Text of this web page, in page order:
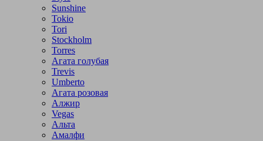
Sunshine
Tokio
Tori
Stockholm
Torres
Агата голубая
Trevis
Umberto
Агата розовая
Алжир
Vegas
Альта
Амалфи